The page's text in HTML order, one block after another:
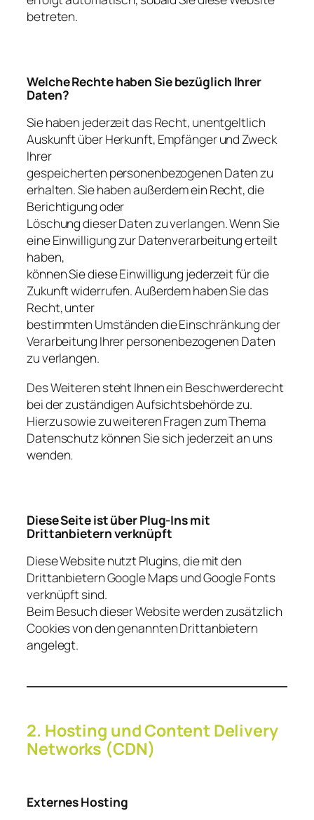
betreten.
Welche Rechte haben Sie bezüglich Ihrer
Daten?
Sie haben jederzeit das Recht, unentgeltlich
Auskunft über Herkunft, Empfänger und Zweck
Ihrer
gespeicherten personenbezogenen Daten zu
erhalten. Sie haben außerdem ein Recht, die
Berichtigung oder
Löschung dieser Daten zu verlangen. Wenn Sie
eine Einwilligung zur Datenverarbeitung erteilt
haben,
können Sie diese Einwilligung jederzeit für die
Zukunft widerrufen. Außerdem haben Sie das
Recht, unter
bestimmten Umständen die Einschränkung der
Verarbeitung Ihrer personenbezogenen Daten
zu verlangen.
Des Weiteren steht Ihnen ein Beschwerderecht
bei der zuständigen Aufsichtsbehörde zu.
Hierzu sowie zu weiteren Fragen zum Thema
Datenschutz können Sie sich jederzeit an uns
wenden.
Diese Seite ist über Plug-Ins mit
Drittanbietern verknüpft
Diese Website nutzt Plugins, die mit den
Drittanbietern Google Maps und Google Fonts
verknüpft sind.
Beim Besuch dieser Website werden zusätzlich
Cookies von den genannten Drittanbietern
angelegt.
2. Hosting und Content Delivery
Networks (CDN)
Externes Hosting